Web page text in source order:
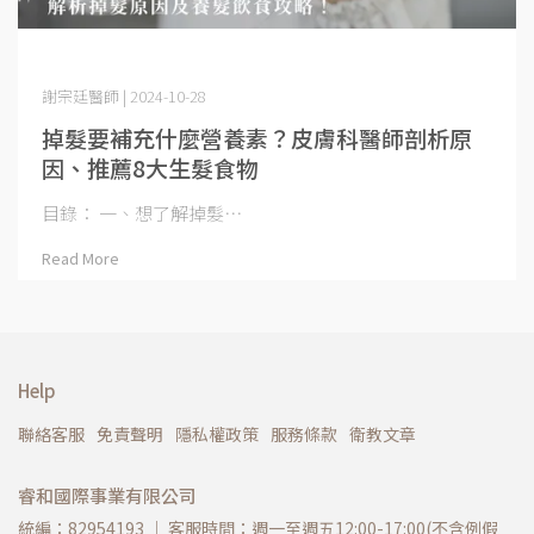
掉髮要補充什麼營養素？皮膚科醫師剖析原
因、推薦8大生髮食物
謝宗廷醫師 | 2024-10-28
目錄： 一、想了解掉髮⋯
Read More
Help
聯絡客服 免責聲明 隱私權政策 服務條款 衛教文章
睿和國際事業有限公司
統編：82954193 ｜ 客服時間：週一至週五12:00-17:00(不含例假